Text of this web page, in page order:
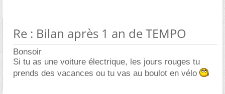
Re : Bilan après 1 an de TEMPO
Bonsoir
Si tu as une voiture électrique, les jours rouges tu
prends des vacances ou tu vas au boulot en vélo